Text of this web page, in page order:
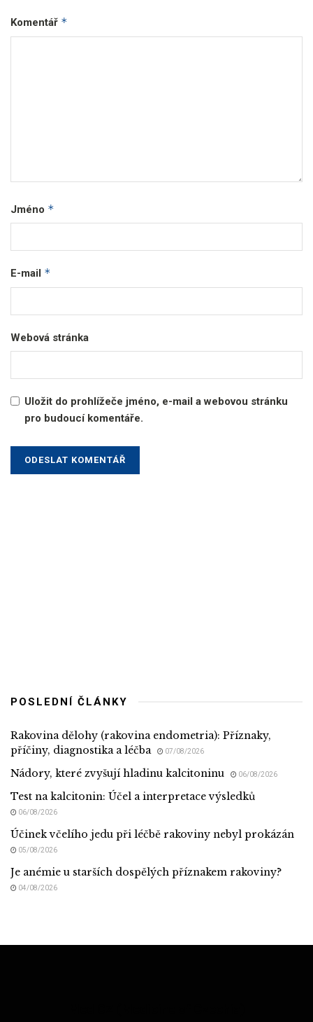
Komentář *
Jméno *
E-mail *
Webová stránka
Uložit do prohlížeče jméno, e-mail a webovou stránku
pro budoucí komentáře.
POSLEDNÍ ČLÁNKY
Rakovina dělohy (rakovina endometria): Příznaky,
příčiny, diagnostika a léčba
07/08/2026
Nádory, které zvyšují hladinu kalcitoninu 06/08/2026
Test na kalcitonin: Účel a interpretace výsledků
06/08/2026
Účinek včelího jedu při léčbě rakoviny nebyl prokázán
05/08/2026
Je anémie u starších dospělých příznakem rakoviny?
04/08/2026